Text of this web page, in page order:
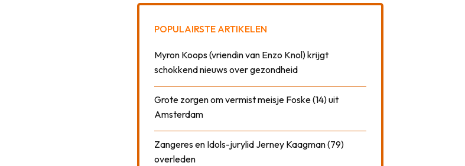
POPULAIRSTE ARTIKELEN
Myron Koops (vriendin van Enzo Knol) krijgt
schokkend nieuws over gezondheid
Grote zorgen om vermist meisje Foske (14) uit
Amsterdam
Zangeres en Idols-jurylid Jerney Kaagman (79)
overleden